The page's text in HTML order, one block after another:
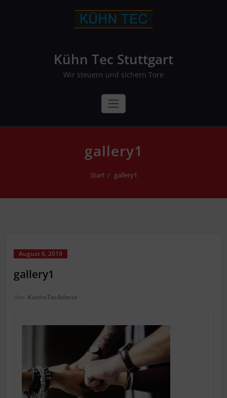
Kühn Tec Stuttgart
Wir steuern und sichern Tore
gallery1
Start gallery1
August 6, 2019
gallery1
KuehnTecAdmin